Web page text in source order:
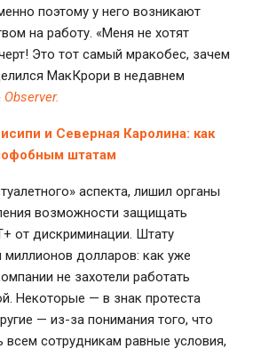
поэтому у него возникают
на работу. «Меня не хотят
Это тот самый мракобес, зачем
МакКрори в недавнем
и Северная Каролина: как
штатам
аспекта, лишил органы
возможности защищать
от дискриминации. Штату
долларов: как уже
не захотели работать
Некоторые — в знак протеста
— из-за понимания того, что
всем сотрудникам равные условия,